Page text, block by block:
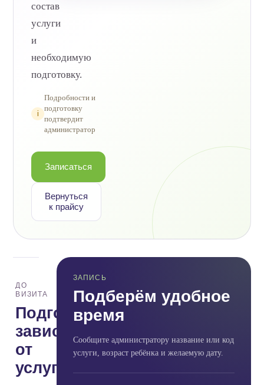
состав
услуги
и
необходимую
подготовку.
i
Подробности и
подготовку
подтвердит
администратор
Записаться
Вернуться
к прайсу
ДО
ВИЗИТА
Подготовка
зависит
от
услуги
ЗАПИСЬ
Подберём удобное
время
Сообщите администратору название или код
услуги, возраст ребёнка и желаемую дату.